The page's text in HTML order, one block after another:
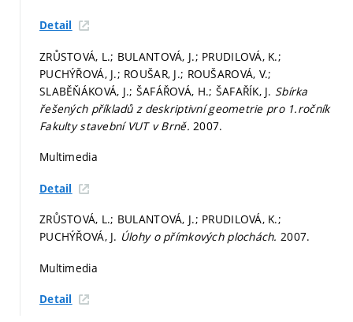
Detail
ZRŮSTOVÁ, L.; BULANTOVÁ, J.; PRUDILOVÁ, K.;
PUCHÝŘOVÁ, J.; ROUŠAR, J.; ROUŠAROVÁ, V.;
SLABĚŇÁKOVÁ, J.; ŠAFÁŘOVÁ, H.; ŠAFAŘÍK, J. Sbírka
řešených příkladů z deskriptivní geometrie pro 1.ročník
Fakulty stavební VUT v Brně. 2007.
Multimedia
Detail
ZRŮSTOVÁ, L.; BULANTOVÁ, J.; PRUDILOVÁ, K.;
PUCHÝŘOVÁ, J. Úlohy o přímkových plochách.2007.
Multimedia
Detail